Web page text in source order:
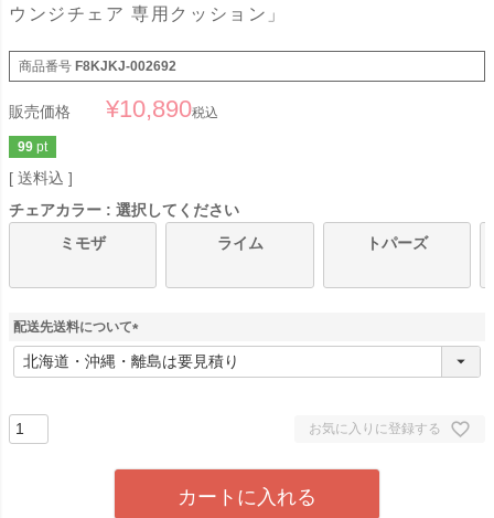
ウンジチェア 専用クッション」
商品番号 F8KJKJ-002692
販売価格 ¥10,890税込
99 pt
送料込
チェアカラー
選択してください
ミモザ
ライム トパーズ
配送先送料について
(
必
お気に入りに登録する
カートに入れる